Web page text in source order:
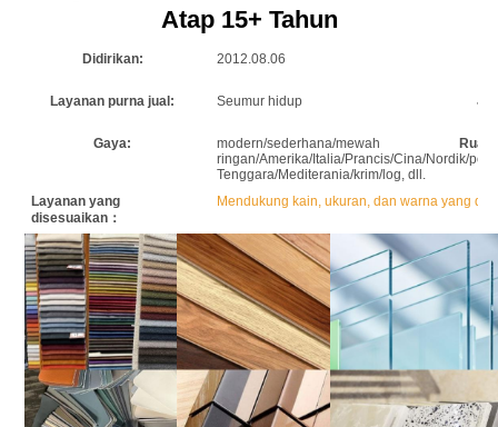
Atap 15+ Tahun
Didirikan: 2012.08.06
Layanan purna jual: Seumur hidup
Gaya:
modern/sederhana/mewah
ringan/Amerika/Italia/Prancis/Cina/Nordik/
Tenggara/Mediterania/krim/log, dll.
Layanan yang
disesuaikan：
Mendukung kain, ukuran, dan warna yang